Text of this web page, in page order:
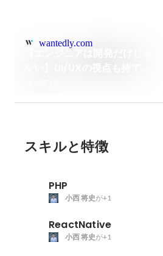
wantedly.com
スキルと特徴
PHP
小西 将史が+1
ReactNative
小西 将史が+1